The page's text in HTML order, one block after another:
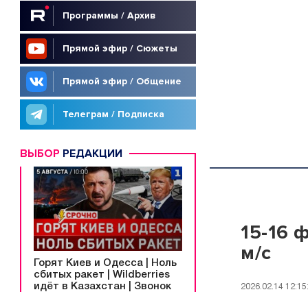
Программы / Архив
Прямой эфир / Сюжеты
Прямой эфир / Общение
Телеграм / Подписка
ВЫБОР РЕДАКЦИИ
Горят Киев и Одесса | Ноль
сбитых ракет | Wildberries
идёт в Казахстан | Звонок
15-16
м/с
2026.02.14